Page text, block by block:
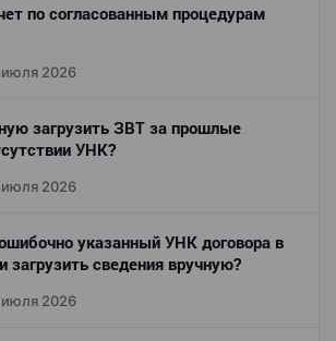
по согласованным процедурам
июля 2026
загрузить ЗВТ за прошлые
УНК?
июля 2026
указанный УНК договора в
сведения вручную?
июля 2026